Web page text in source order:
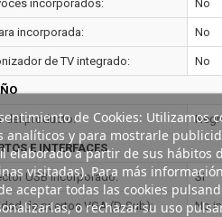
incorporados: No
incorporada: No
de TV integrado: No
del producto:
E INTERFACES
USB incorporado: Si
de puertos VGA (D-Sub): No
de Cookies: Utilizamos
analíticos y para mostrarle
elaborado a partir de sus hábitos
visitadas). Para más
aceptar todas las cookies
o rechazar su uso